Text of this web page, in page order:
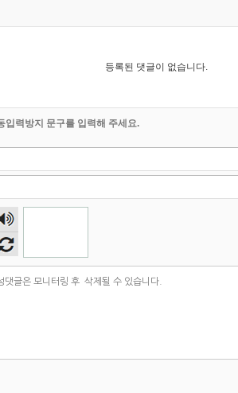
등록된 댓글이 없습니다.
입력방지 문구를 입력해 주세요.
숫자
성
듣기